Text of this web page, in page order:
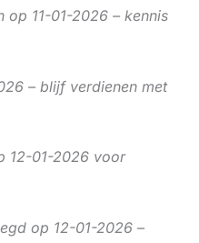
11-01-2026 – kennis
– blijf verdienen met
12-01-2026 voor
op 12-01-2026 –